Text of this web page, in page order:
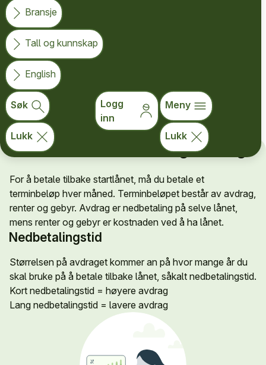
Bransje
Tall og kunnskap
English
Søk
Lukk
Logg
inn
Meny
Lukk
vurdere om økonomien tåler kostnaden over
tid.
Startlånet er delt i to ordninger: Ordinært startlån og
startlån til førstegangsetablerere. Når du søker, er det
viktig at du søker på riktig låneordning.
Les mer om
ordningene
Du må betale renter og avdrag
For å betale tilbake startlånet, må du betale et
terminbeløp hver måned. Terminbeløpet består av avdrag,
renter og gebyr. Avdrag er nedbetaling på selve lånet,
mens renter og gebyr er kostnaden ved å ha lånet.
Nedbetalingstid
Størrelsen på avdraget kommer an på hvor mange år du
skal bruke på å betale tilbake lånet, såkalt nedbetalingstid.
Kort nedbetalingstid = høyere avdrag
Lang nedbetalingstid = lavere avdrag